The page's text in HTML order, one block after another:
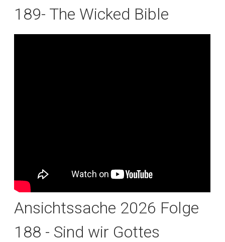
189- The Wicked Bible
Ansichtssache 2026 Folge
188 - Sind wir Gottes